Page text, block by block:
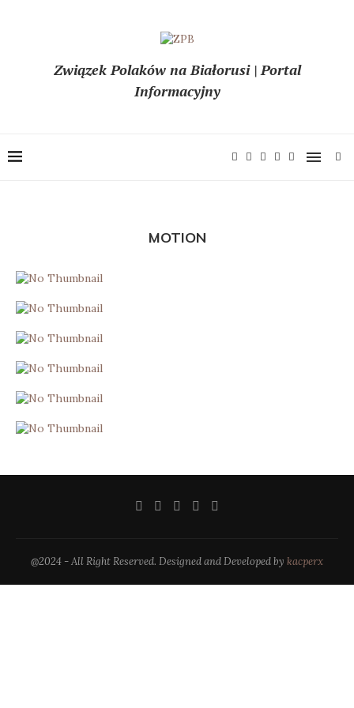
Związek Polaków na Białorusi | Portal
Informacyjny
MOTION
@2024 - All Right Reserved. Designed and Developed by kacperx